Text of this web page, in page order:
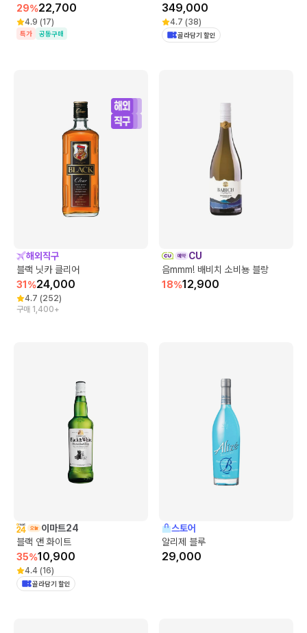
29%22,700
4.9 (17)
특가 공동구매
349,000
4.7 (38)
골라담기 할인
해외직구
블랙 닛카 클리어
31 %24,000
4.7 (252)
구매 1,400+
CU
음mmm! 배비치 소비뇽 블랑
18%12,900
이마트24
블랙 앤 화이트
35%10,900
4.4 (16)
골라담기 할인
스토어
알리제 블루
29,000